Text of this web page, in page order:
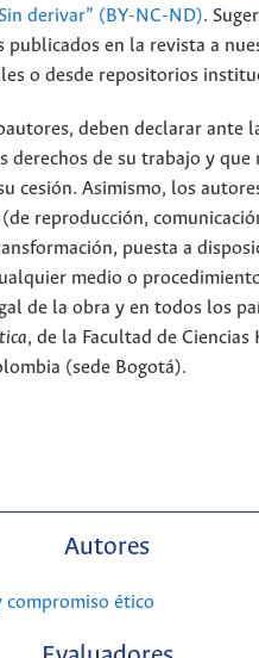
derivar” (BY-NC-ND).
publicados en la revista a
o desde repositorios
deben declarar ante
derechos de su trabajo y que
cesión. Asimismo, los
reproducción,
puesta a
medio o
de la obra y en todos los
, de la Facultad de Ciencias
(sede Bogotá).
Autores
compromiso ético